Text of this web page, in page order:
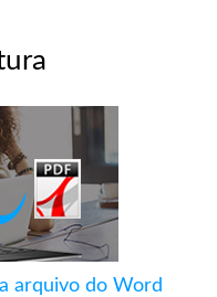
arquivo do Word